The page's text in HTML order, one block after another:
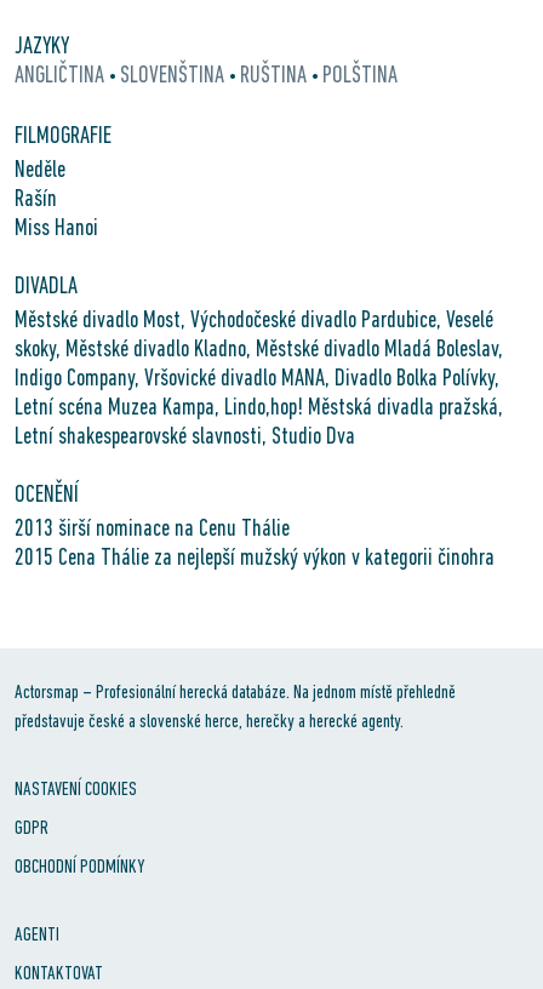
JAZYKY
ANGLIČTINA • SLOVENŠTINA • RUŠTINA • POLŠTINA
FILMOGRAFIE
Neděle
Rašín
Miss Hanoi
DIVADLA
Městské divadlo Most, Východočeské divadlo Pardubice, Veselé
skoky, Městské divadlo Kladno, Městské divadlo Mladá Boleslav,
Indigo Company, Vršovické divadlo MANA, Divadlo Bolka Polívky,
Letní scéna Muzea Kampa, Lindo,hop! Městská divadla pražská,
Letní shakespearovské slavnosti, Studio Dva
OCENĚNÍ
2013 širší nominace na Cenu Thálie
2015 Cena Thálie za nejlepší mužský výkon v kategorii činohra
Actorsmap – Profesionální herecká databáze. Na jednom místě přehledně
představuje české a slovenské herce, herečky a herecké agenty.
NASTAVENÍ COOKIES
GDPR
OBCHODNÍ PODMÍNKY
AGENTI
KONTAKTOVAT